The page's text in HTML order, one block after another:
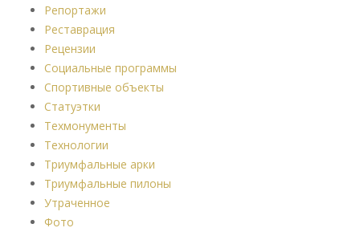
Репортажи
Реставрация
Рецензии
Социальные программы
Спортивные объекты
Статуэтки
Техмонументы
Технологии
Триумфальные арки
Триумфальные пилоны
Утраченное
Фото